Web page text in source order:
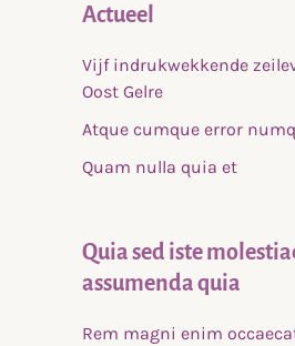
Actueel
Vijf indrukwekkende
Oost Gelre
Atque cumque error
Quam nulla quia et
Quia sed iste
assumenda quia
Rem magni enim